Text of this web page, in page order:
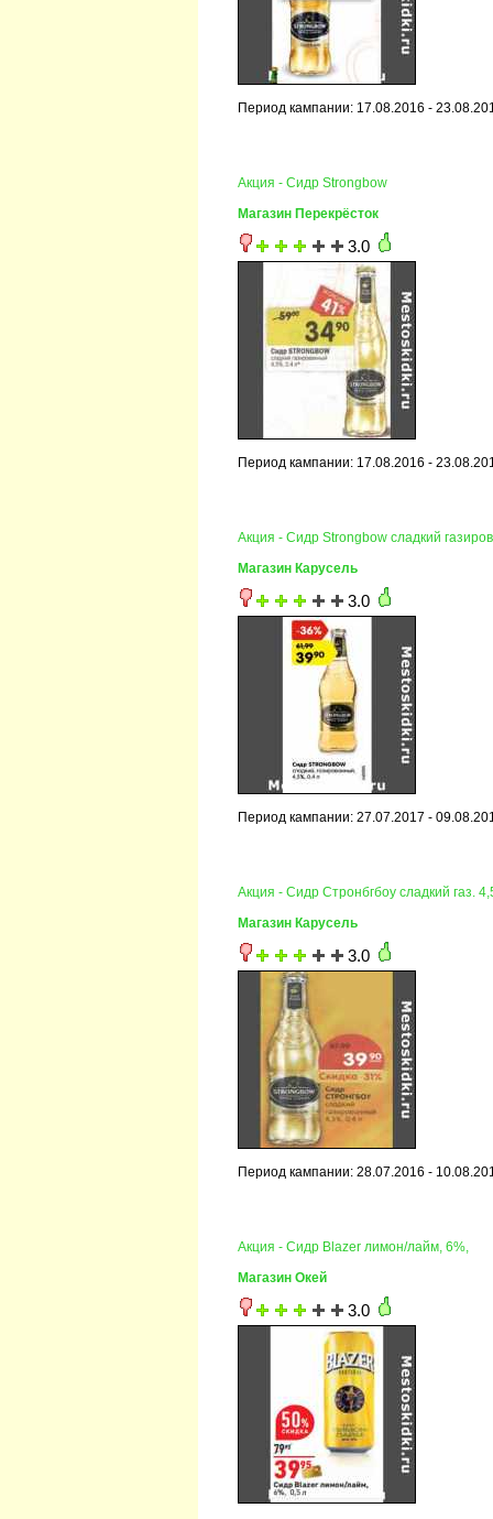
Период кампании: 17.08.2016 -
Акция - Сидр Strongbow
Магазин Перекрёсток
3.0
Период кампании: 17.08.2016 -
Акция - Сидр Strongbow сладкий
Магазин Карусель
3.0
Период кампании: 27.07.2017 -
Акция - Сидр Стронбгбоу сладкий газ.
Магазин Карусель
3.0
Период кампании: 28.07.2016 -
Акция - Сидр Blazer лимон/лайм, 6%,
Магазин Окей
3.0